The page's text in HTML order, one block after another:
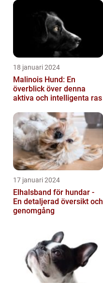
18 januari 2024
Malinois Hund: En
överblick över denna
aktiva och intelligenta ras
17 januari 2024
Elhalsband för hundar -
En detaljerad översikt och
genomgång